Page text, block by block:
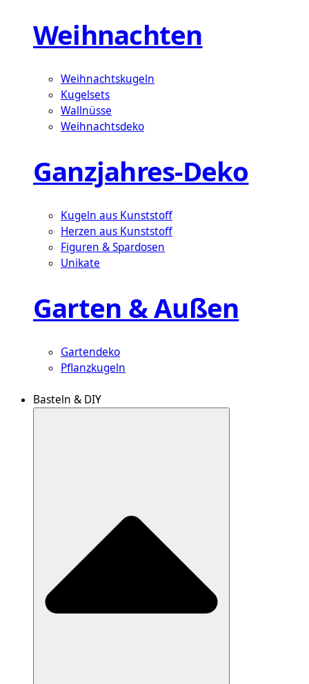
Weihnachten
Weihnachtskugeln
Kugelsets
Wallnüsse
Weihnachtsdeko
Ganzjahres-Deko
Kugeln aus Kunststoff
Herzen aus Kunststoff
Figuren & Spardosen
Unikate
Garten & Außen
Gartendeko
Pflanzkugeln
Basteln & DIY